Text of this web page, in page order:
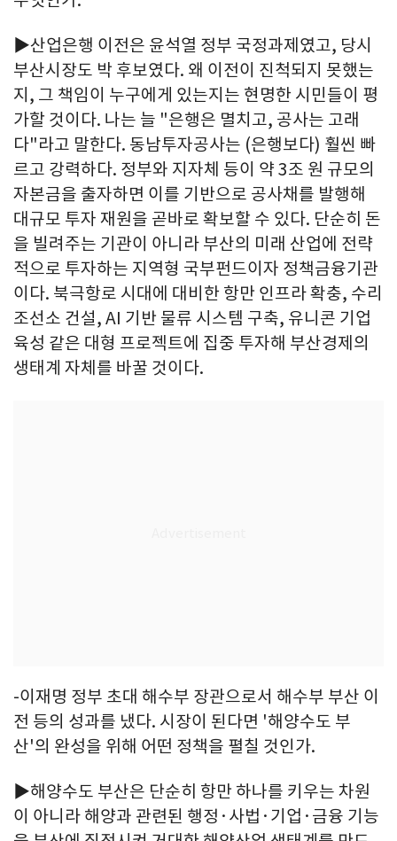
▶산업은행 이전은 윤석열 정부 국정과제였고, 당시
부산시장도 박 후보였다. 왜 이전이 진척되지 못했는
지, 그 책임이 누구에게 있는지는 현명한 시민들이 평
가할 것이다. 나는 늘 "은행은 멸치고, 공사는 고래
다"라고 말한다. 동남투자공사는 (은행보다) 훨씬 빠
르고 강력하다. 정부와 지자체 등이 약 3조 원 규모의
자본금을 출자하면 이를 기반으로 공사채를 발행해
대규모 투자 재원을 곧바로 확보할 수 있다. 단순히 돈
을 빌려주는 기관이 아니라 부산의 미래 산업에 전략
적으로 투자하는 지역형 국부펀드이자 정책금융기관
이다. 북극항로 시대에 대비한 항만 인프라 확충, 수리
조선소 건설, AI 기반 물류 시스템 구축, 유니콘 기업
육성 같은 대형 프로젝트에 집중 투자해 부산경제의
생태계 자체를 바꿀 것이다.
-이재명 정부 초대 해수부 장관으로서 해수부 부산 이
전 등의 성과를 냈다. 시장이 된다면 '해양수도 부
산'의 완성을 위해 어떤 정책을 펼칠 것인가.
▶해양수도 부산은 단순히 항만 하나를 키우는 차원
이 아니라 해양과 관련된 행정·사법·기업·금융 기능